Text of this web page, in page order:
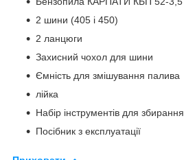
2 шини (405 і 450)
2 ланцюги
Захисний чохол для шини
Ємність для змішування палива
лійка
Набір інструментів для збирання
Посібник з експлуатації